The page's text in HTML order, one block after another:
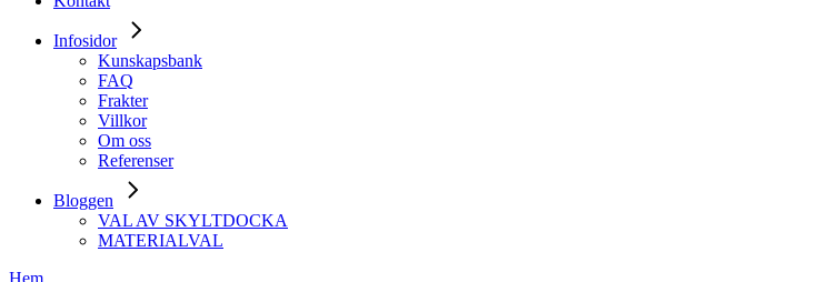
Infosidor
Kunskapsbank
FAQ
Frakter
Villkor
Om oss
Referenser
Bloggen
VAL AV SKYLTDOCKA
MATERIALVAL
Hem